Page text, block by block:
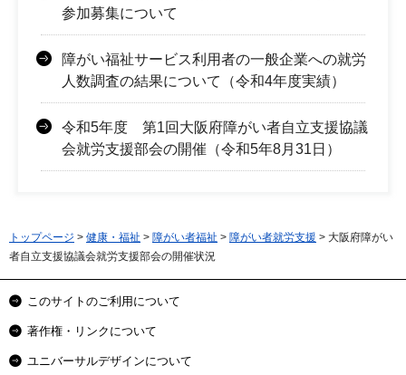
参加募集について
障がい福祉サービス利用者の一般企業への就労
人数調査の結果について（令和4年度実績）
令和5年度 第1回大阪府障がい者自立支援協議
会就労支援部会の開催（令和5年8月31日）
トップページ > 健康・福祉 > 障がい者福祉 > 障がい者就労支援 > 大阪府障がい
者自立支援協議会就労支援部会の開催状況
このサイトのご利用について
著作権・リンクについて
ユニバーサルデザインについて